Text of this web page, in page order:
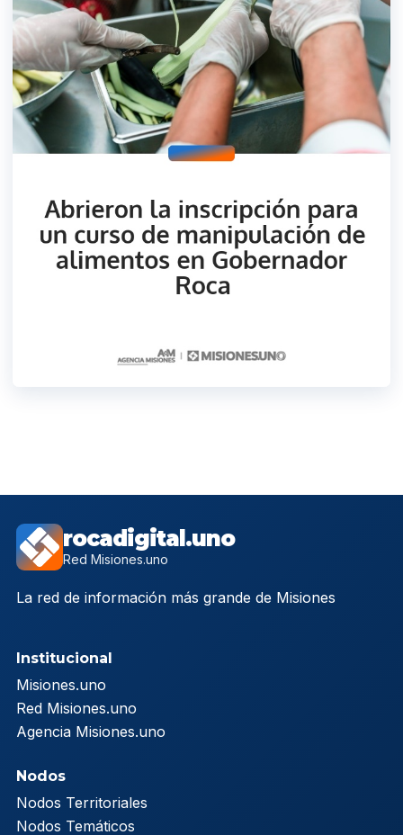
rocadigital.uno
Red Misiones.uno
La red de información más grande de Misiones
Institucional
Misiones.uno
Red Misiones.uno
Agencia Misiones.uno
Nodos
Nodos Territoriales
Nodos Temáticos